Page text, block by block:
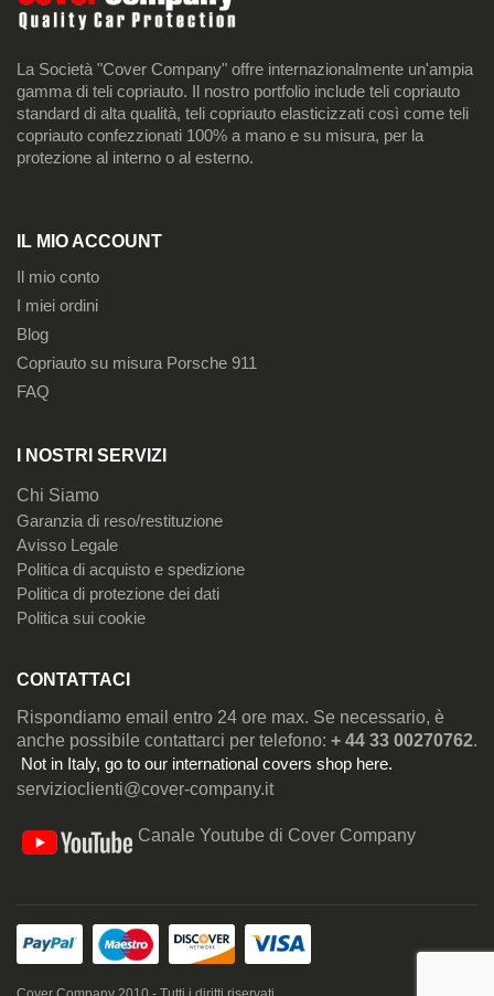
La Società "Cover Company" offre internazionalmente un'ampia
gamma di teli copriauto. Il nostro portfolio include teli copriauto
standard di alta qualità, teli copriauto elasticizzati così come teli
copriauto confezzionati 100% a mano e su misura, per la
protezione al interno o al esterno.
IL MIO ACCOUNT
Il mio conto
I miei ordini
Blog
Copriauto su misura Porsche 911
FAQ
I NOSTRI SERVIZI
Chi Siamo
Garanzia di reso/restituzione
Avisso Legale
Politica di acquisto e spedizione
Politica di protezione dei dati
Politica sui cookie
CONTATTACI
Rispondiamo email entro 24 ore max. Se necessario, è
anche possibile contattarci per telefono: + 44 33 00270762.
Not in Italy, go to our international covers shop here.
servizioclienti@cover-company.it
Canale Youtube di Cover Company